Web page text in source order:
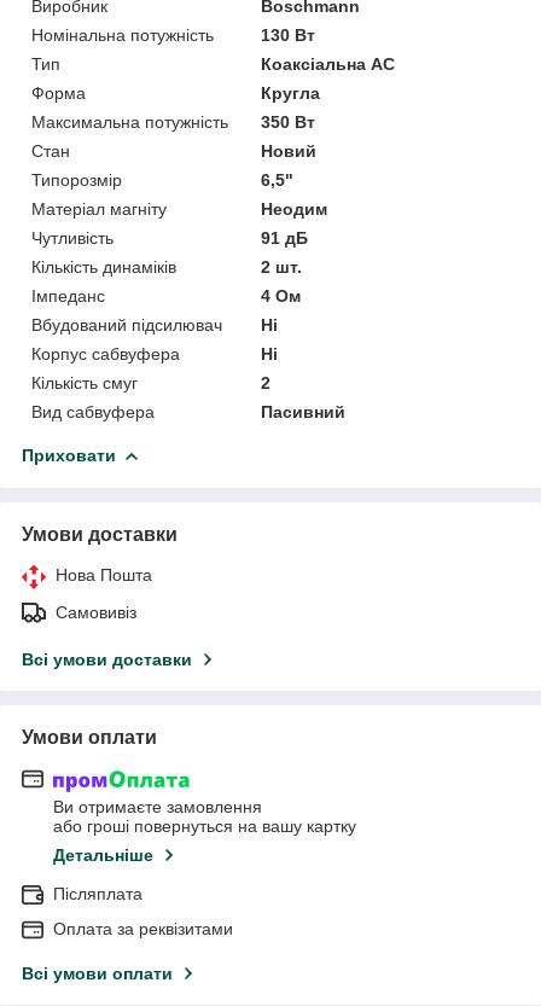
Виробник
Boschmann
Номінальна потужність
130 Вт
Тип
Коаксіальна АС
Форма
Кругла
Максимальна потужність
350 Вт
Стан
Новий
Типорозмір
6,5"
Матеріал магніту
Неодим
Чутливість
91 дБ
Кількість динаміків
2 шт.
Імпеданс
4 Ом
Вбудований підсилювач
Ні
Корпус сабвуфера
Ні
Кількість смуг
2
Вид сабвуфера
Пасивний
Приховати
Умови доставки
Нова Пошта
Самовивіз
Всі умови доставки
Умови оплати
Ви отримаєте замовлення
або гроші повернуться на вашу картку
Детальніше
Післяплата
Оплата за реквізитами
Всі умови оплати